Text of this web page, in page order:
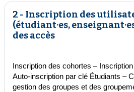
2 - Inscription des
(étudiant·es,
des accès
Inscription des cohortes –
Auto-inscription par clé Étudiants –
gestion des groupes et des